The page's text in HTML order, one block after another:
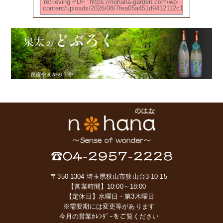
retrieving PDF "https://nohana-garden.com/wp-
content/uploads/2026/08/
〒350-1304 埼玉県狭山市狭山台3-10-15
【営業時間】10:00～18:00
【定休日】水曜日・第3木曜日
※需要期には変更等があります
今月の営業ｶﾚﾝﾀﾞｰをご覧ください